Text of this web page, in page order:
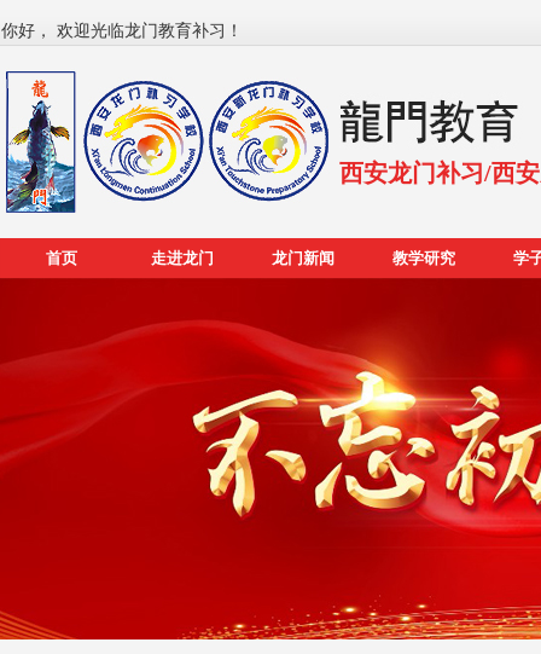
你好， 欢迎光临龙门教育补习！
西安龙门补习/西
首页 走进龙门 龙门新闻 教学研究 学